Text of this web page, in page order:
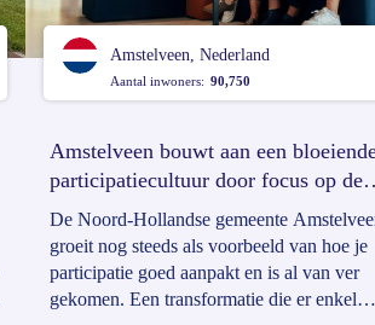
Amstelveen, Nederland
Aantal inwoners: 90,750
Amstelveen bouwt aan een
participatiecultuur door focus op de
interne organisatie
De Noord-Hollandse gemeente
groeit nog steeds als voorbeeld van hoe je
participatie goed aanpakt en is al van ver
gekomen. Een transformatie die er enkel